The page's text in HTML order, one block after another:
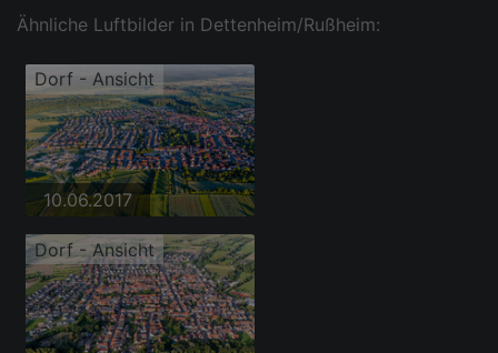
Ähnliche Luftbilder in Dettenheim/Rußheim:
Dorf - Ansicht
10.06.2017
Dorf - Ansicht